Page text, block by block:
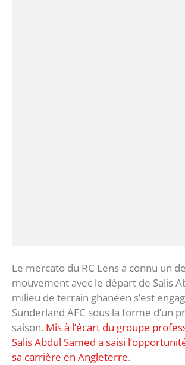
Le mercato du RC Lens a connu un
mouvement avec le départ de Salis
milieu de terrain ghanéen s’est
Sunderland AFC sous la forme d’un
saison. Mis à l’écart du groupe
Salis Abdul Samed a saisi
sa carrière en Angleterre.